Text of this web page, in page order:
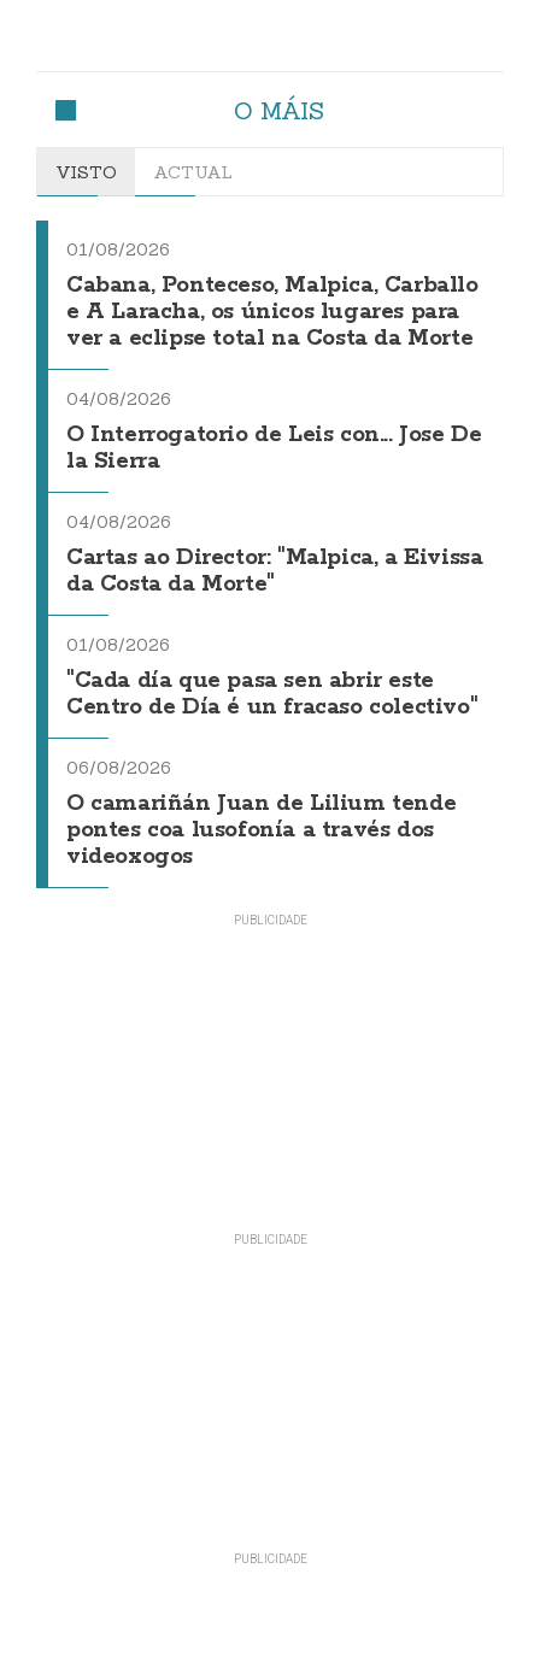
O MÁIS
VISTO ACTUAL
01/08/2026
Cabana, Ponteceso, Malpica, Carballo
e A Laracha, os únicos lugares para
ver a eclipse total na Costa da Morte
04/08/2026
O Interrogatorio de Leis con... Jose De
la Sierra
04/08/2026
Cartas ao Director: "Malpica, a Eivissa
da Costa da Morte"
01/08/2026
"Cada día que pasa sen abrir este
Centro de Día é un fracaso colectivo"
06/08/2026
O camariñán Juan de Lilium tende
pontes coa lusofonía a través dos
videoxogos